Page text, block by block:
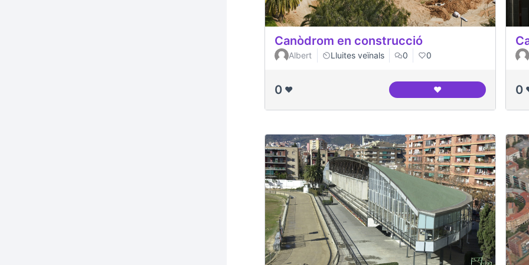
Canòdrom en construcció
Albert Lluites veïnals 0 0
0 ❤️ ❤️Canòdrom en 0